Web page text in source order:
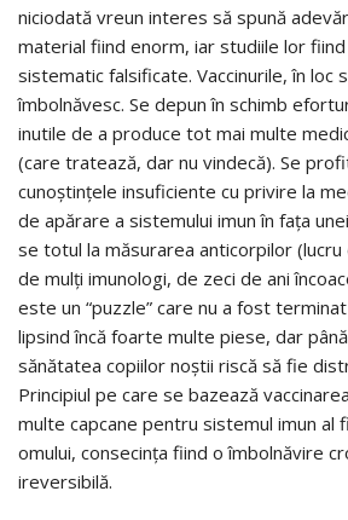
niciodată vreun interes să spună
material fiind enorm, iar studiile lor
sistematic falsificate. Vaccinurile, în loc
îmbolnăvesc. Se depun în schimb
inutile de a produce tot mai multe
(care tratează, dar nu vindecă). Se
cunoştinţele insuficiente cu privire la
de apărare a sistemului imun în faţa
se totul la măsurarea anticorpilor
de mulţi imunologi, de zeci de ani
este un “puzzle” care nu a fost
lipsind încă foarte multe piese, dar
sănătatea copiilor noştii riscă să fie
Principiul pe care se bazează
multe capcane pentru sistemul imun al
omului, consecinţa fiind o îmbolnăvire
ireversibilă.